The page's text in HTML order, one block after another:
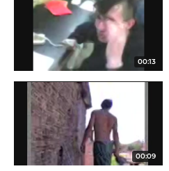
00:13
00:09